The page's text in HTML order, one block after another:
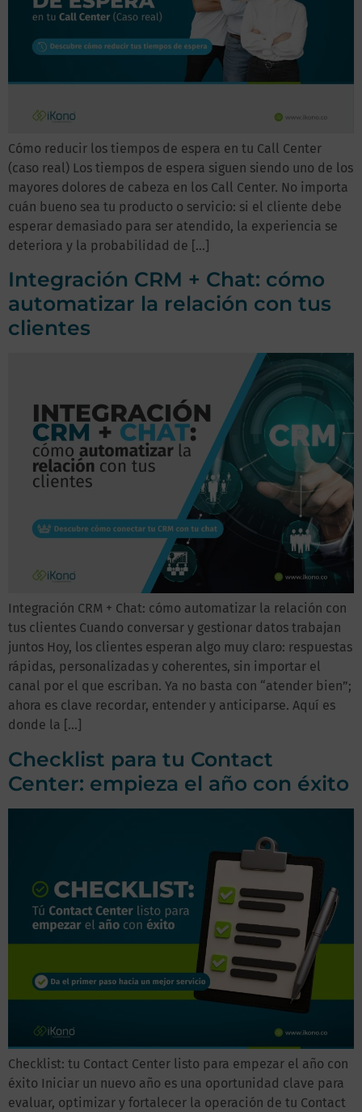
Cómo reducir los tiempos de espera en tu Call Center
(caso real) Los tiempos de espera siguen siendo uno de los
mayores dolores de cabeza en los Call Center. No importa
cuán bueno sea tu producto o servicio: si el cliente debe
esperar demasiado para ser atendido, la experiencia se
deteriora y la probabilidad de […]
Integración CRM + Chat: cómo
automatizar la relación con tus
clientes
Integración CRM + Chat: cómo automatizar la relación con
tus clientes Cuando conversar y gestionar datos trabajan
juntos Hoy, los clientes esperan algo muy claro: respuestas
rápidas, personalizadas y coherentes, sin importar el
canal por el que escriban. Ya no basta con “atender bien”;
ahora es clave recordar, entender y anticiparse. Aquí es
donde la […]
Checklist para tu Contact
Center: empieza el año con éxito
Checklist: tu Contact Center listo para empezar el año con
éxito Iniciar un nuevo año es una oportunidad clave para
evaluar, optimizar y fortalecer la operación de tu Contact